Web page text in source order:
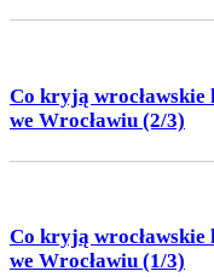
Co kryją
we Wrocławiu (2/3)
Co kryją
we Wrocławiu (1/3)